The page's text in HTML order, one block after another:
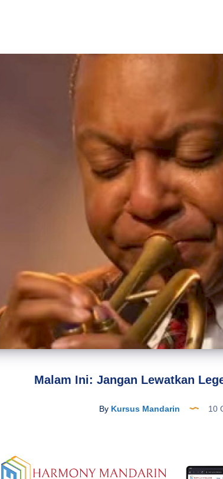
Malam Ini: Jangan Lewatkan
ByKursus Mandarin 10